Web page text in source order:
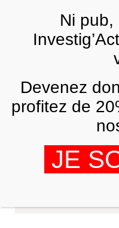
FRNi pub,
Devenez
profitez de
JE